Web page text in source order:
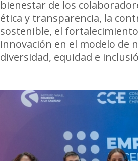
bienestar de los
ética y transparencia, la
sostenible, el
innovación en el modelo de
diversidad, equidad e